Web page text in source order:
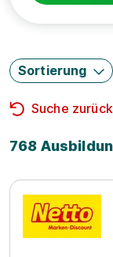
Sortierung
Suche
768